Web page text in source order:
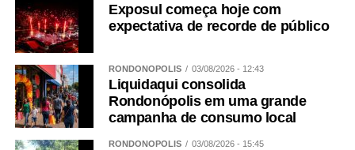
Exposul começa hoje com
expectativa de recorde de público
RONDONÓPOLIS 03/08/2026 - 12:43
Liquidaqui consolida
Rondonópolis em uma grande
campanha de consumo local
RONDONÓPOLIS 03/08/2026 - 15:45